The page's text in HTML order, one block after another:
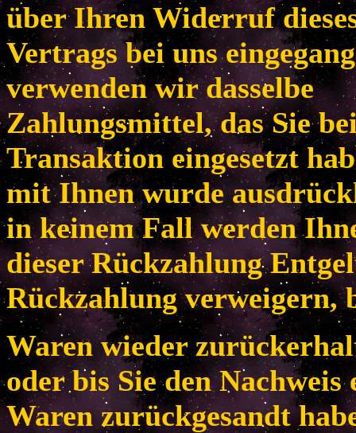
über Ihren Widerruf
Vertrags bei uns
verwenden wir dasselbe
Zahlungsmittel, das Sie
Transaktion eingesetzt
mit Ihnen wurde
in keinem Fall werden
dieser Rückzahlung
Rückzahlung verweigern,
Waren wieder
oder bis Sie den
Waren zurückgesandt